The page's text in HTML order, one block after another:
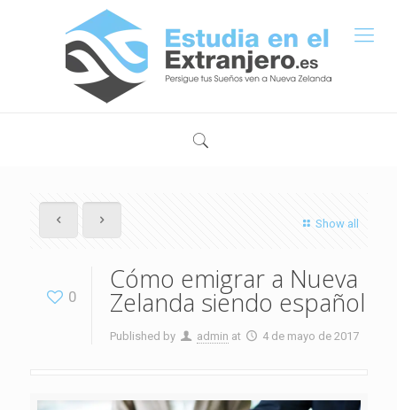
Show all
0
Cómo emigrar a Nueva
Zelanda siendo español
Published by admin at 4 de mayo de 2017